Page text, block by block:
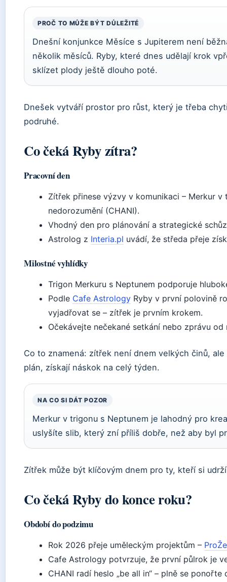
PROČ TO MŮŽE BÝT DŮLEŽITÉ
Dnešní konjunkce Měsíce s Jupiterem není
několik měsíců. Ryby, které dnes udělají krok
sklízet plody ještě dlouho poté.
Dnešek vytváří prostor pro růst, který je třeba
podruhé.
Co čeká Ryby zítra?
Pracovní den
Zítřek přinese výzvy v komunikaci – Merkur
nedorozumění (CHANI).
Vhodný den pro plánování a strategické
Astrolog z Interia.pl uvádí, že středa přeje
Milostné vyhlídky
Trigon Merkuru s Neptunem podporuje
Podle Cafe Astrology Ryby v první polovině
vyjadřovat se – zítřek je prvním krokem.
Očekávejte nečekané setkání nebo zprávu
Co to znamená: zítřek není dnem velkých činů,
plán, získají náskok na celý týden.
NA CO SI DÁT POZOR
Merkur v trigonu s Neptunem je lahodný pro
uslyšíte slib, který zní příliš dobře, než aby byl
Zítřek může být klíčovým dnem pro ty, kteří si
Co čeká Ryby do konce roku?
Období do podzimu
Rok 2026 přeje uměleckým projektům –
Cafe Astrology potvrzuje, že první půlrok je
CHANI radí heslo „be all in“ – plně se